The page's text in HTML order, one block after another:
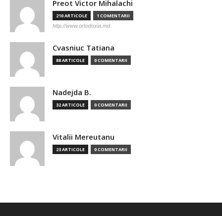
Preot Victor Mihalachi
210 ARTICOLE 1 COMENTARII
http://www.ortodoxia.md
Cvasniuc Tatiana
88 ARTICOLE 0 COMENTARII
Nadejda B.
32 ARTICOLE 0 COMENTARII
Vitalii Mereutanu
23 ARTICOLE 0 COMENTARII